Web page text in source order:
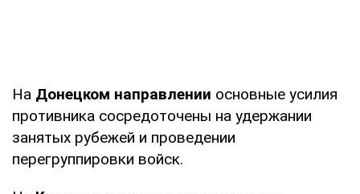
На Донецком направлении основные усилия
противника сосредоточены на удержании
занятых рубежей и проведении
перегруппировки войск.